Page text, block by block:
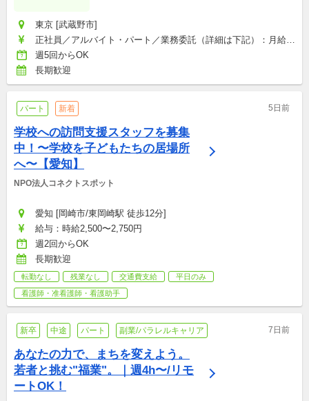
東京 [武蔵野市]
正社員／アルバイト・パート／業務委託（詳細は下記）：月給
200,000〜500,000円
週5回からOK
長期歓迎
パート 新着 5日前
学校への訪問支援スタッフを募集
中！〜学校を子どもたちの居場所
へ〜【愛知】
NPO法人コネクトスポット
愛知 [岡崎市/東岡崎駅 徒歩12分]
給与：時給2,500〜2,750円
週2回からOK
長期歓迎
転勤なし 残業なし 交通費支給
平日のみ
看護師・准看護師・看護助手
新卒 中途 パート 副業/パラレルキャリア 7日前
あなたの力で、まちを変えよう。
若者と挑む"福業"。｜週4h〜/リモ
ートOK！